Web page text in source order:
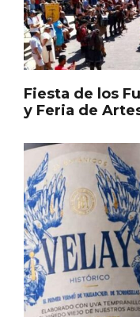
Fiesta de los
y Feria de
En marzo,
de la Trufa